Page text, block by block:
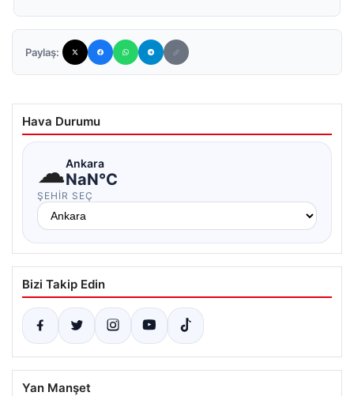
Paylaş:
Hava Durumu
☁Ankara
NaN°C
ŞEHIR SEÇ
Bizi Takip Edin
Yan Manşet